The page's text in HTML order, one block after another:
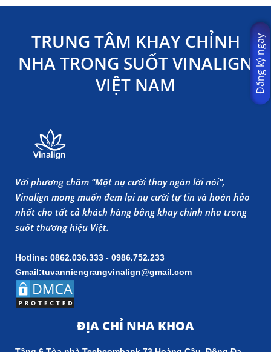
TRUNG TÂM KHAY CHỈNH
NHA TRONG SUỐT VINALIGN
VIỆT NAM
Với phương châm “Một nụ cười thay ngàn lời nói”,
Vinalign mong muốn đem lại nụ cười tự tin và hoàn hảo
nhất cho tất cả khách hàng bằng khay chỉnh nha trong
suốt thương hiệu Việt.
Hotline: 0862.036.333 - 0986.752.233
Gmail:tuvanniengrangvinalign@gmail.com
ĐỊA CHỈ NHA KHOA
Đăng ký ngay